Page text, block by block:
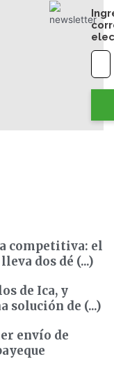
competitiva: el
dos dé (...)
de Ica, y
solución de (...)
envío de